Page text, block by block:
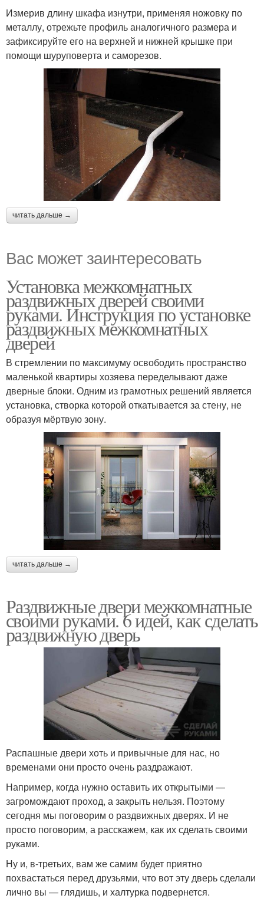
Измерив длину шкафа изнутри, применяя ножовку по
металлу, отрежьте профиль аналогичного размера и
зафиксируйте его на верхней и нижней крышке при
помощи шуруповерта и саморезов.
читать дальше →
Вас может заинтересовать
Установка межкомнатных
раздвижных дверей своими
руками. Инструкция по установке
раздвижных межкомнатных
дверей
В стремлении по максимуму освободить пространство
маленькой квартиры хозяева переделывают даже
дверные блоки. Одним из грамотных решений является
установка, створка которой откатывается за стену, не
образуя мёртвую зону.
читать дальше →
Раздвижные двери межкомнатные
своими руками. 6 идей, как сделать
раздвижную дверь
Распашные двери хоть и привычные для нас, но
временами они просто очень раздражают.
Например, когда нужно оставить их открытыми —
загромождают проход, а закрыть нельзя. Поэтому
сегодня мы поговорим о раздвижных дверях. И не
просто поговорим, а расскажем, как их сделать своими
руками.
Ну и, в-третьих, вам же самим будет приятно
похвастаться перед друзьями, что вот эту дверь сделали
лично вы — глядишь, и халтурка подвернется.